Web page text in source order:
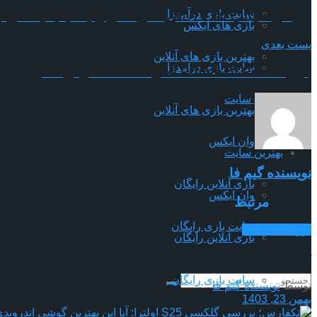
سایت بازی درآمدزا
بهترین بازی های آنلاین
بهترین سایت
وان ایکس
بازی آنلاین رایگان
سایت بازی رایگان
بازی های ایکس
سایت بازی درآمدزا
بهترین بازی های آنلاین
بهترین سایت
وان ایکس
بازی آنلاین رایگان
سایت بازی رایگان
بررسی «جالب شد» – آفرینشی خلاق و جذاب با چاشنی
پست بعدی
نویسنده گیم فا
مرتبط
توسط نویسنده گیم فا
بهمن 23, 1403